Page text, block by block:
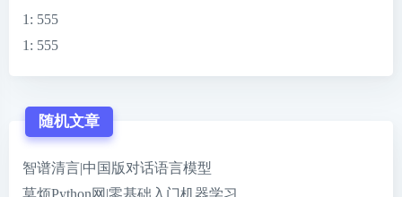
1 : 555
1 : 555
随机文章
智谱清言|中国版对话语言模型